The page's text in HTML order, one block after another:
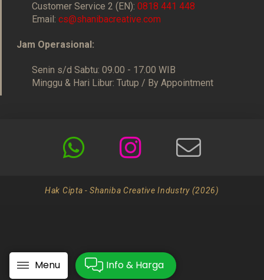
Menu Info & Harga
Customer Service 2 (EN):0818 441 448
Email:cs@shanibacreative.com
Jam Operasional:
Senin s/d Sabtu: 09.00 - 17.00 WIB
Minggu & Hari Libur: Tutup / By Appointment
Hak Cipta - Shaniba Creative Industry (2026)